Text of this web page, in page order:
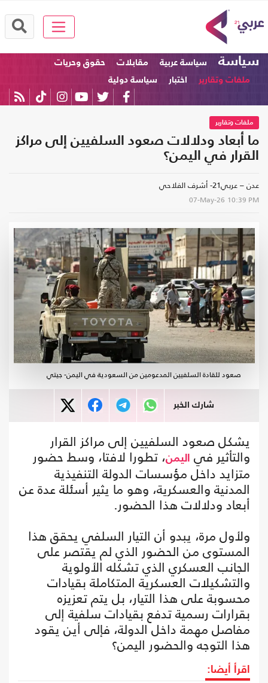
سياسة سياسة عربية مقابلات
حقوق وحريات
ملفات وتقارير
اختبار سياسة دولية
ملفات وتقارير
ما أبعاد ودلالات صعود السلفيين إلى مراكز
القرار في اليمن؟
عدن – عربي21- أشرف الفلاحي
07-May-26 10:39 PM
صعود للقادة السلفيين المدعومين من السعودية في اليمن- جيتي
شارك الخبر
يشكل صعود السلفيين إلى مراكز القرار
والتأثير في اليمن، تطورا لافتا، وسط حضور
متزايد داخل مؤسسات الدولة التنفيذية
المدنية والعسكرية، وهو ما يثير أسئلة عدة عن
أبعاد ودلالات هذا الحضور.
ولأول مرة، يبدو أن التيار السلفي يحقق هذا
المستوى من الحضور الذي لم يقتصر على
الجانب العسكري الذي تشكله الأولوية
والتشكيلات العسكرية المتكاملة بقيادات
محسوبة على هذا التيار، بل يتم تعزيزه
بقرارات رسمية تدفع بقيادات سلفية إلى
مفاصل مهمة داخل الدولة، فإلى أين يقود
هذا التوجه والحضور اليمن؟
اقرأ أيضا: